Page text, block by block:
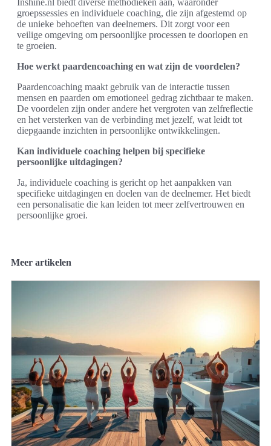
groepssessies en individuele coaching, die zijn afgestemd op
de unieke behoeften van deelnemers. Dit zorgt voor een
veilige omgeving om persoonlijke processen te doorlopen en
te groeien.
Hoe werkt paardencoaching en wat zijn de voordelen?
Paardencoaching maakt gebruik van de interactie tussen
mensen en paarden om emotioneel gedrag zichtbaar te maken.
De voordelen zijn onder andere het vergroten van zelfreflectie
en het versterken van de verbinding met jezelf, wat leidt tot
diepgaande inzichten in persoonlijke ontwikkelingen.
Kan individuele coaching helpen bij specifieke
persoonlijke uitdagingen?
Ja, individuele coaching is gericht op het aanpakken van
specifieke uitdagingen en doelen van de deelnemer. Het biedt
een personalisatie die kan leiden tot meer zelfvertrouwen en
persoonlijke groei.
Meer artikelen